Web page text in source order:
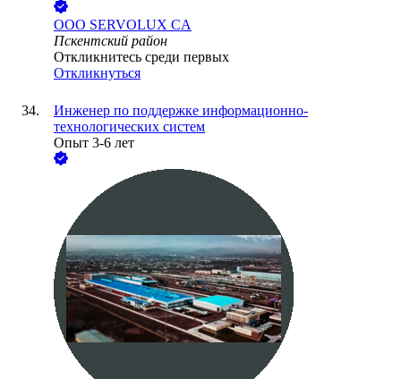
ООО SERVOLUX CA
Пскентский район
Откликнитесь среди первых
Откликнуться
Инженер по поддержке информационно-
технологических систем
Опыт 3-6 лет